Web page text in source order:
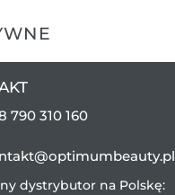
790 310 160
dystrybutor na Polskę: